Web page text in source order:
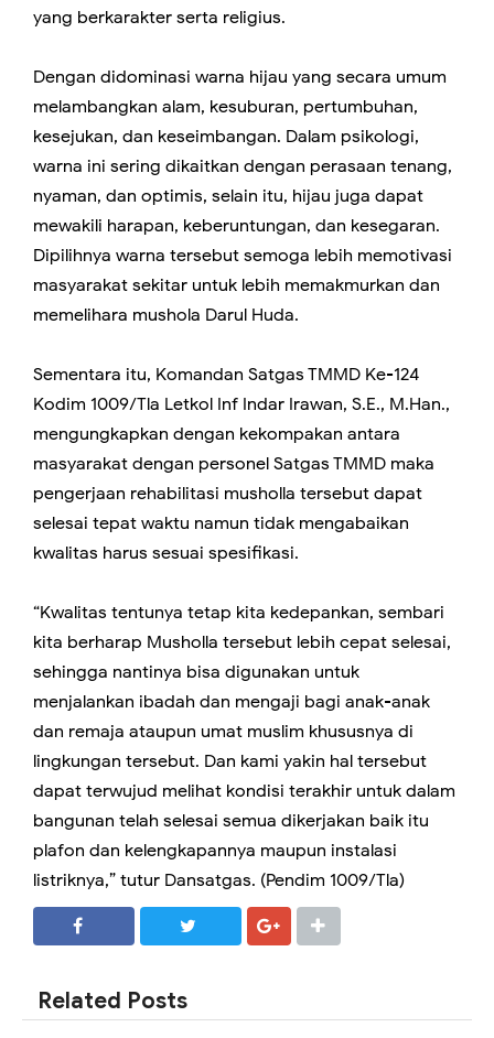
yang berkarakter serta religius.
Dengan didominasi warna hijau yang secara umum
melambangkan alam, kesuburan, pertumbuhan,
kesejukan, dan keseimbangan. Dalam psikologi,
warna ini sering dikaitkan dengan perasaan tenang,
nyaman, dan optimis, selain itu, hijau juga dapat
mewakili harapan, keberuntungan, dan kesegaran.
Dipilihnya warna tersebut semoga lebih memotivasi
masyarakat sekitar untuk lebih memakmurkan dan
memelihara mushola Darul Huda.
Sementara itu, Komandan Satgas TMMD Ke-124
Kodim 1009/Tla Letkol Inf Indar Irawan, S.E., M.Han.,
mengungkapkan dengan kekompakan antara
masyarakat dengan personel Satgas TMMD maka
pengerjaan rehabilitasi musholla tersebut dapat
selesai tepat waktu namun tidak mengabaikan
kwalitas harus sesuai spesifikasi.
“Kwalitas tentunya tetap kita kedepankan, sembari
kita berharap Musholla tersebut lebih cepat selesai,
sehingga nantinya bisa digunakan untuk
menjalankan ibadah dan mengaji bagi anak-anak
dan remaja ataupun umat muslim khususnya di
lingkungan tersebut. Dan kami yakin hal tersebut
dapat terwujud melihat kondisi terakhir untuk dalam
bangunan telah selesai semua dikerjakan baik itu
plafon dan kelengkapannya maupun instalasi
listriknya,” tutur Dansatgas. (Pendim 1009/Tla)
Related Posts